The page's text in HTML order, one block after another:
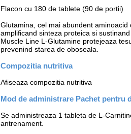
Flacon cu 180 de tablete (90 de portii)
Glutamina, cel mai abundent
amplificand sinteza proteica si
Muscle Line L-Glutamine protejeaza
prevenind starea de oboseala.
Compozitia nutritiva
Afiseaza compozitia nutritiva
Mod de administrare Pachet pentru
Se administreaza 1 tableta de L-
antrenament.